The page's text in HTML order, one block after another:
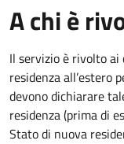
A chi è
Il servizio è rivolto
residenza all’estero
devono dichiarare
residenza (prima di
Stato di nuova